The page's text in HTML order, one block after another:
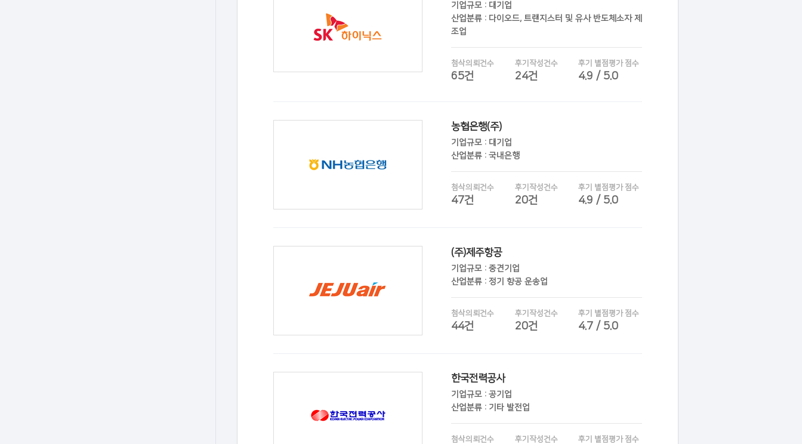
기업규모 : 대기업
산업분류 : 다이오드, 트랜지스터 및 유사 반도체소자 제
조업
첨삭의뢰건수
65건
후기작성건수
24건
후기 별점평가 점수
4.9 / 5.0
농협은행(주)
기업규모 : 대기업
산업분류 : 국내은행
첨삭의뢰건수
47건
후기작성건수
20건
후기 별점평가 점수
4.9 / 5.0
(주)제주항공
기업규모 : 중견기업
산업분류 : 정기 항공 운송업
첨삭의뢰건수
44건
후기작성건수
20건
후기 별점평가 점수
4.7 / 5.0
한국전력공사
기업규모 : 공기업
산업분류 : 기타 발전업
첨삭의뢰건수 후기작성건수 후기 별점평가 점수